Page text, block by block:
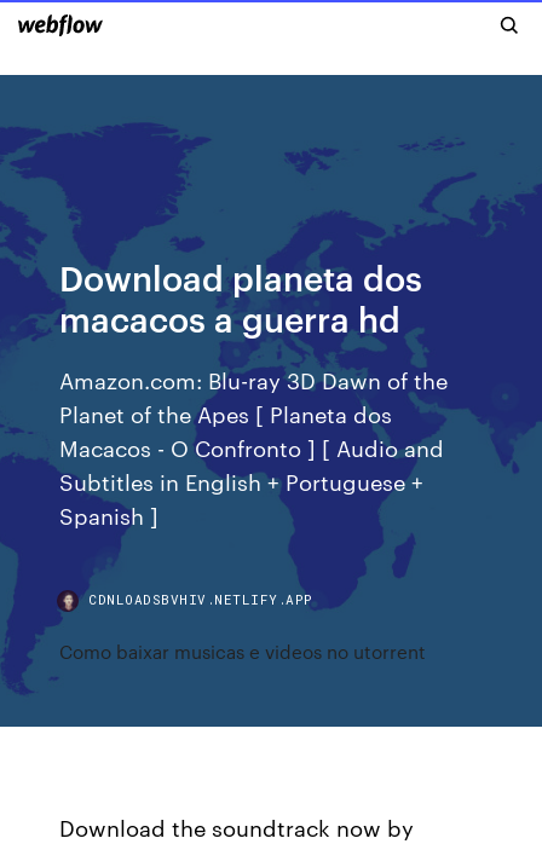
Download planeta dos
macacos a guerra hd
Amazon.com: Blu-ray 3D Dawn of the
Planet of the Apes [ Planeta dos
Macacos - O Confronto ] [ Audio and
Subtitles in English + Portuguese +
Spanish ]
CDNLOADSBVHIV.NETLIFY.APP
Como baixar musicas e videos no utorrent
Download the soundtrack now by